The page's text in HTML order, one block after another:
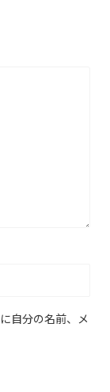
自分の名前、メ